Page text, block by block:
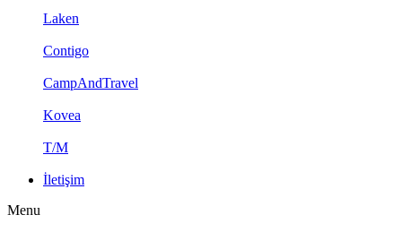
Laken
Contigo
CampAndTravel
Kovea
T/M
İletişim
Menu